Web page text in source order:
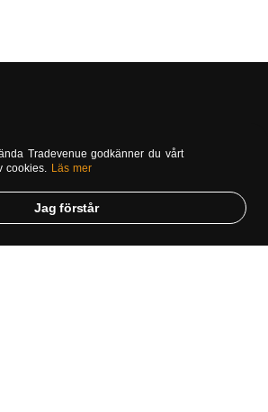
för investerare och
bolag men ni finner givetvis även
bolagen i Sverige. På denna
av aktietips, läsa uppdragsanalyser,
Tradevenue godkänner du vårt
cookies. Läs mer
Jag förstår